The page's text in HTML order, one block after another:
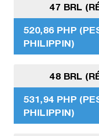
47 BRL
520,86 PHP
PHILIPPIN)
48 BRL
531,94 PHP
PHILIPPIN)